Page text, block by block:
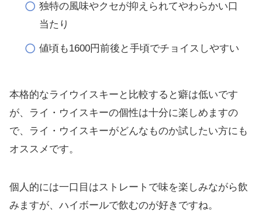
独特の風味やクセが抑えられてやわらかい口
当たり
値頃も1600円前後と手頃でチョイスしやすい
本格的なライウイスキーと比較すると癖は低いです
が、ライ・ウイスキーの個性は十分に楽しめますの
で、ライ・ウイスキーがどんなものか試したい方にも
オススメです。
個人的には一口目はストレートで味を楽しみながら飲
みますが、ハイボールで飲むのが好きですね。